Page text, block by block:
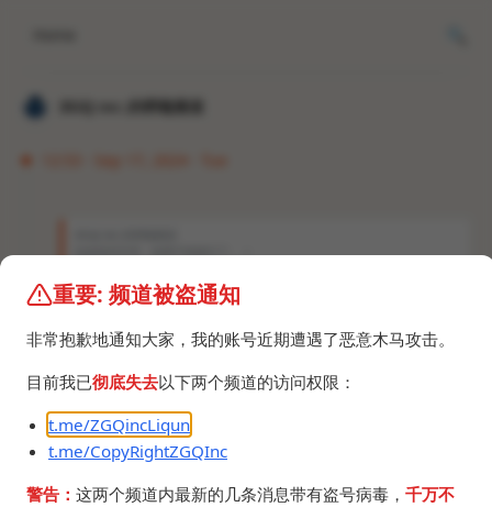
𝐙𝐆𝐐 ɪɴᴄ.的唠嗑频道
知道是AI月亮，效果不错就行了。（
重要: 频道被盗通知
非常抱歉地通知大家，我的账号近期遭遇了恶意木马攻击。
目前我已彻底失去以下两个频道的访问权限：
t.me/ZGQincLiqun
t.me/CopyRightZGQInc
警告： 这两个频道内最新的几条消息带有盗号病毒， 千万不